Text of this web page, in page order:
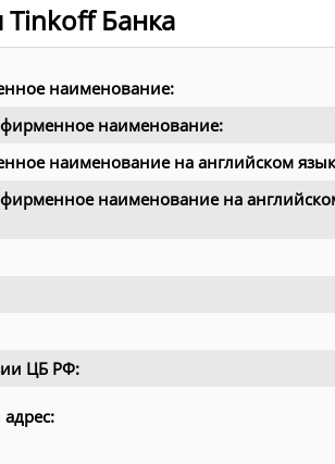
Tinkoff Банка
наименование:
наименование:
наименование на английском
наименование на
ЦБ РФ: